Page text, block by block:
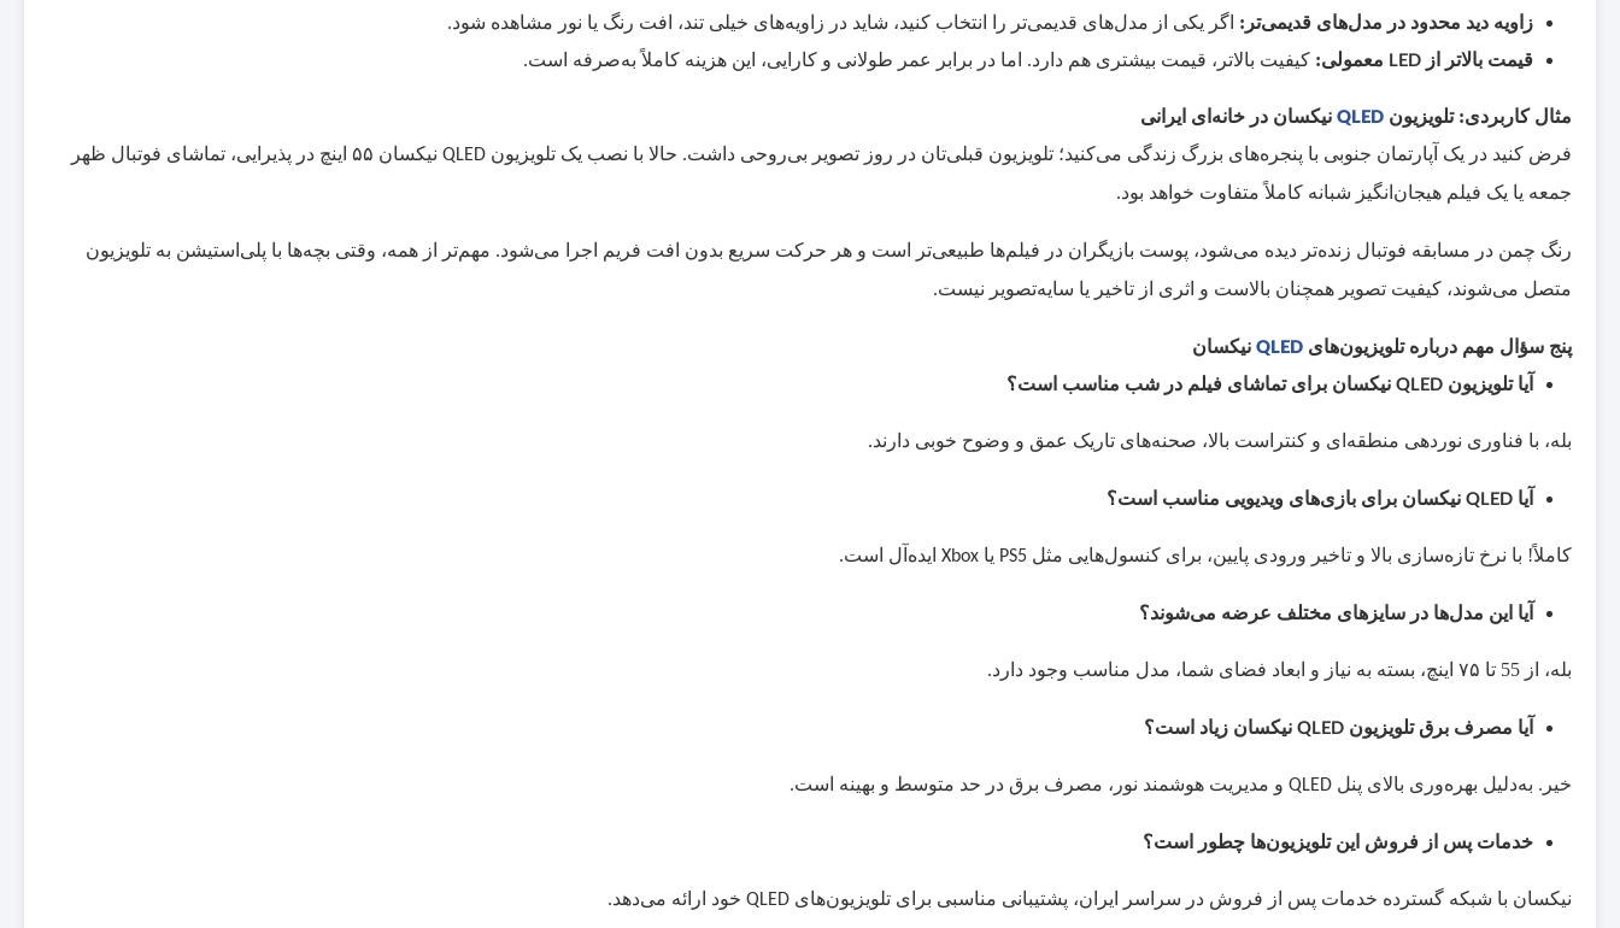
زاویه دید محدود در مدل‌های قدیمی‌تر: اگر یکی از مدل‌های قدیمی‌تر را انتخاب کنید، شاید در زاویه‌های خیلی تند، افت رنگ یا نور مشاهده شود.
قیمت بالاتر از LED معمولی: کیفیت بالاتر، قیمت بیشتری هم دارد. اما در برابر عمر طولانی و کارایی، این هزینه کاملاً به‌صرفه است.
مثال کاربردی: تلویزیون QLED نیکسان در خانه‌ای ایرانی
فرض کنید در یک آپارتمان جنوبی با پنجره‌های بزرگ زندگی می‌کنید؛ تلویزیون قبلی‌تان در روز تصویر بی‌روحی داشت. حالا با نصب یک تلویزیون QLED نیکسان ۵۵ اینچ در پذیرایی، تماشای فوتبال ظهر
جمعه یا یک فیلم هیجان‌انگیز شبانه کاملاً متفاوت خواهد بود.
رنگ چمن در مسابقه فوتبال زنده‌تر دیده می‌شود، پوست بازیگران در فیلم‌ها طبیعی‌تر است و هر حرکت سریع بدون افت فریم اجرا می‌شود. مهم‌تر از همه، وقتی بچه‌ها با پلی‌استیشن به تلویزیون
متصل می‌شوند، کیفیت تصویر همچنان بالاست و اثری از تاخیر یا سایه‌تصویر نیست.
پنج سؤال مهم درباره تلویزیون‌های QLED نیکسان
آیا تلویزیون QLED نیکسان برای تماشای فیلم در شب مناسب است؟
بله، با فناوری نوردهی منطقه‌ای و کنتراست بالا، صحنه‌های تاریک عمق و وضوح خوبی دارند.
آیا QLED نیکسان برای بازی‌های ویدیویی مناسب است؟
کاملاً! با نرخ تازه‌سازی بالا و تاخیر ورودی پایین، برای کنسول‌هایی مثل PS5 یا Xbox ایده‌آل است.
آیا این مدل‌ها در سایزهای مختلف عرضه می‌شوند؟
بله، از 55 تا ۷۵ اینچ، بسته به نیاز و ابعاد فضای شما، مدل مناسب وجود دارد.
آیا مصرف برق تلویزیون QLED نیکسان زیاد است؟
خیر. به‌دلیل بهره‌وری بالای پنل QLED و مدیریت هوشمند نور، مصرف برق در حد متوسط و بهینه است.
خدمات پس از فروش این تلویزیون‌ها چطور است؟
نیکسان با شبکه گسترده خدمات پس از فروش در سراسر ایران، پشتیبانی مناسبی برای تلویزیون‌های QLED خود ارائه می‌دهد.